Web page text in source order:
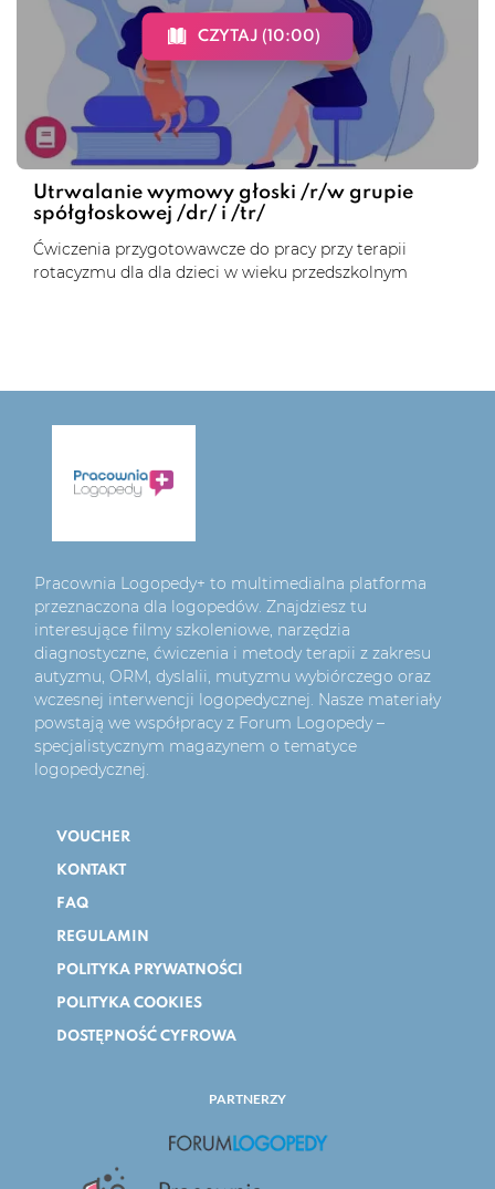
CZYTAJ (10:00)
Utrwalanie wymowy głoski /r/w grupie
spółgłoskowej /dr/ i /tr/
Ćwiczenia przygotowawcze do pracy przy terapii
rotacyzmu dla dla dzieci w wieku przedszkolnym
Pracownia Logopedy+ to multimedialna platforma
przeznaczona dla logopedów. Znajdziesz tu
interesujące filmy szkoleniowe, narzędzia
diagnostyczne, ćwiczenia i metody terapii z zakresu
autyzmu, ORM, dyslalii, mutyzmu wybiórczego oraz
wczesnej interwencji logopedycznej. Nasze materiały
powstają we współpracy z Forum Logopedy –
specjalistycznym magazynem o tematyce
logopedycznej.
VOUCHER
KONTAKT
FAQ
REGULAMIN
POLITYKA PRYWATNOŚCI
POLITYKA COOKIES
DOSTĘPNOŚĆ CYFROWA
PARTNERZY